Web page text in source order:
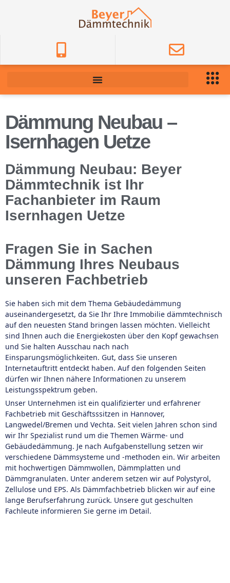
Dämmung Neubau –
Isernhagen Uetze
Dämmung Neubau: Beyer
Dämmtechnik ist Ihr
Fachanbieter im Raum
Isernhagen Uetze
Fragen Sie in Sachen
Dämmung Ihres Neubaus
unseren Fachbetrieb
Sie haben sich mit dem Thema Gebäudedämmung
auseinandergesetzt, da Sie Ihr Ihre Immobilie dämmtechnisch
auf den neuesten Stand bringen lassen möchten. Vielleicht
sind Ihnen auch die Energiekosten über den Kopf gewachsen
und Sie halten Ausschau nach nach
Einsparungsmöglichkeiten. Gut, dass Sie unseren
Internetauftritt entdeckt haben. Auf den folgenden Seiten
dürfen wir Ihnen nähere Informationen zu unserem
Leistungsspektrum geben.
Unser Unternehmen ist ein qualifizierter und erfahrener
Fachbetrieb mit Geschäftsssitzen in Hannover,
Langwedel/Bremen und Vechta. Seit vielen Jahren schon sind
wir Ihr Spezialist rund um die Themen Wärme- und
Gebäudedämmung. Je nach Aufgabenstellung setzen wir
verschiedene Dämmsysteme und -methoden ein. Wir arbeiten
mit hochwertigen Dämmwollen, Dämmplatten und
Dämmgranulaten. Unter anderem setzen wir auf Polystyrol,
Zellulose und EPS. Als Dämmfachbetrieb blicken wir auf eine
lange Berufserfahrung zurück. Unsere gut geschulten
Fachleute informieren Sie gerne im Detail.